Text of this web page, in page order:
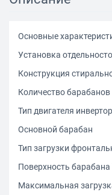
Основные
Установка
Конструкция
Количество барабанов
Тип двигателя
Основной барабан
Тип загрузки
Поверхность
Максимальная